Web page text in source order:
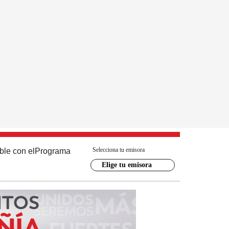
con el Programa Selecciona tu emisora
Elige tu emisora